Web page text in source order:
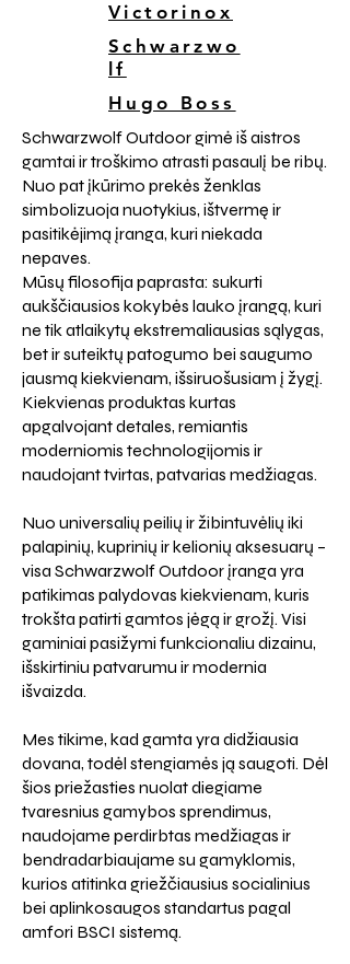
Victorinox
Schwarzwo
lf
Hugo Boss
Schwarzwolf Outdoor gimė iš aistros
gamtai ir troškimo atrasti pasaulį be ribų.
Nuo pat įkūrimo prekės ženklas
simbolizuoja nuotykius, ištvermę ir
pasitikėjimą įranga, kuri niekada
nepaves.
Mūsų filosofija paprasta: sukurti
aukščiausios kokybės lauko įrangą, kuri
ne tik atlaikytų ekstremaliausias sąlygas,
bet ir suteiktų patogumo bei saugumo
jausmą kiekvienam, išsiruošusiam į žygį.
Kiekvienas produktas kurtas
apgalvojant detales, remiantis
moderniomis technologijomis ir
naudojant tvirtas, patvarias medžiagas.
Nuo universalių peilių ir žibintuvėlių iki
palapinių, kuprinių ir kelionių aksesuarų –
visa Schwarzwolf Outdoor įranga yra
patikimas palydovas kiekvienam, kuris
trokšta patirti gamtos jėgą ir grožį. Visi
gaminiai pasižymi funkcionaliu dizainu,
išskirtiniu patvarumu ir modernia
išvaizda.
Mes tikime, kad gamta yra didžiausia
dovana, todėl stengiamės ją saugoti. Dėl
šios priežasties nuolat diegiame
tvaresnius gamybos sprendimus,
naudojame perdirbtas medžiagas ir
bendradarbiaujame su gamyklomis,
kurios atitinka griežčiausius socialinius
bei aplinkosaugos standartus pagal
amfori BSCI sistemą.